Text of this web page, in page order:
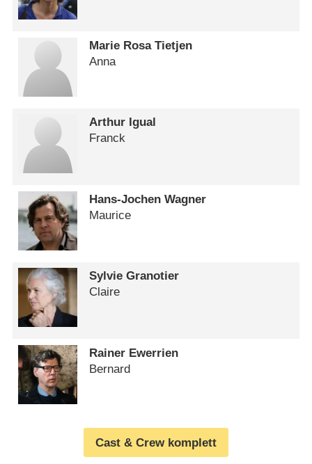
Marie Rosa Tietjen
Anna
Arthur Igual
Franck
Hans-Jochen Wagner
Maurice
Sylvie Granotier
Claire
Rainer Ewerrien
Bernard
Cast & Crew komplett